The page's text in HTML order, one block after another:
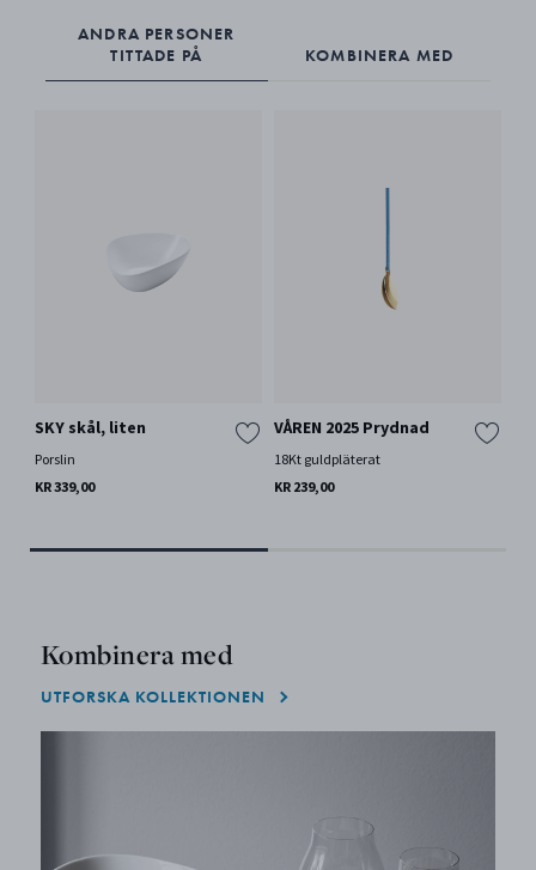
ANDRA PERSONER
TITTADE PÅ
KOMBINERA MED
SKY skål, liten
Porslin
KR 339,00
VÅREN 2025 Prydnad
18Kt guldpläterat
KR 239,00
Kombinera med
UTFORSKA KOLLEKTIONEN